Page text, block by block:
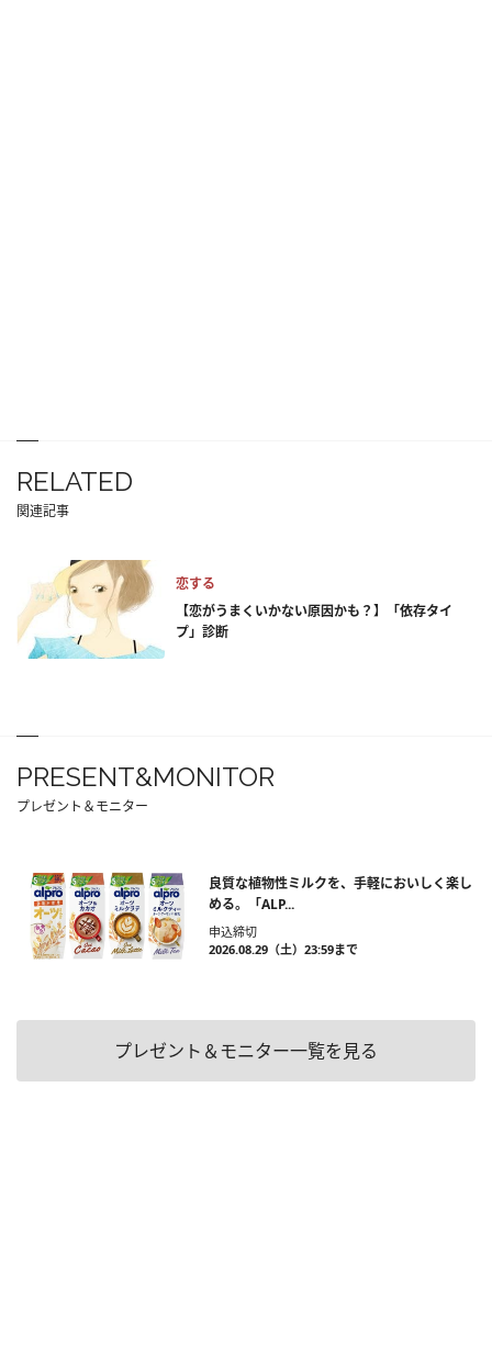
RELATED
関連記事
恋する
【恋がうまくいかない原因かも？】「依存タイ
プ」診断
PRESENT&MONITOR
プレゼント＆モニター
良質な植物性ミルクを、手軽においしく楽し
める。「ALP...
申込締切
2026.08.29（土）23:59まで
プレゼント＆モニター一覧を見る